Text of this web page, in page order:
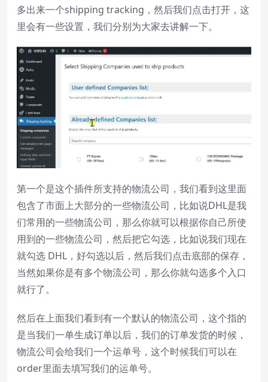
多出来一个shipping tracking，然后我们点击打开，这
里会有一些设置，我们分别为大家去讲解一下。
第一个是这个插件所支持的物流公司，我们看到这里面
包含了市面上大部分的一些物流公司，比如说DHL是我
们常用的一些物流公司，那么你就可以根据你自己所使
用到的一些物流公司，然后把它勾选，比如说我们现在
就勾选 DHL，好勾选以后，然后我们点击底部的保存，
当然如果你是有多个物流公司，那么你就勾选多个入口
就行了。
然后在上面我们看到有一个默认的物流公司，这个指的
是当我们一单生成订单以后，我们的订单发货的时候，
物流公司会给我们一个运单号，这个时候我们可以在
order里面去填写我们的运单号。